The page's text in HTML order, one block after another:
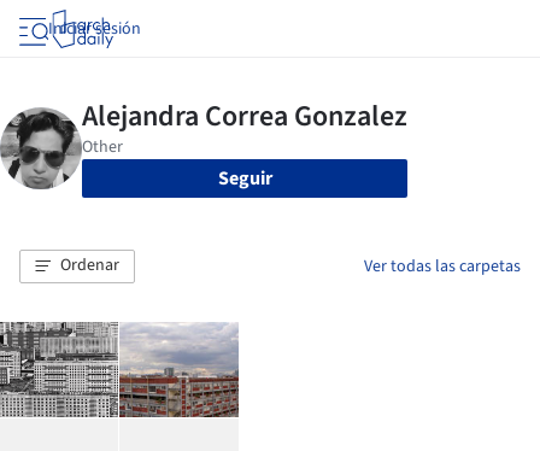
Iniciar sesión
Seguir
Ordenar Ver todas las carpetas